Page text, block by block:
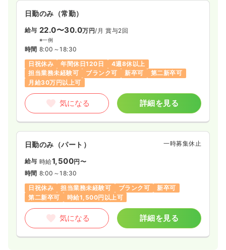
日勤のみ（常勤）
給与 22.0〜30.0万円/月 賞与2回
※一例
時間 8:00～18:30
日祝休み
年間休日120日
4週8休以上
担当業務未経験可
ブランク可 新卒可
第二新卒可
月給30万円以上可
気になる 詳細を見る
日勤のみ（パート） 一時募集休止
給与 時給1,500円〜
時間 8:00～18:30
日祝休み
担当業務未経験可 ブランク可
新卒可
第二新卒可
時給1,500円以上可
気になる 詳細を見る